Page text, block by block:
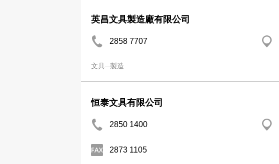
英昌文具製造廠有限公司
2858 7707
文具─製造
恒泰文具有限公司
2850 1400
2873 1105